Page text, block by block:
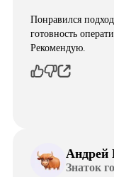
Понравился
готовность
Рекомендую.
Андрей
Знаток